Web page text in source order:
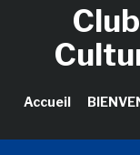
Accueil